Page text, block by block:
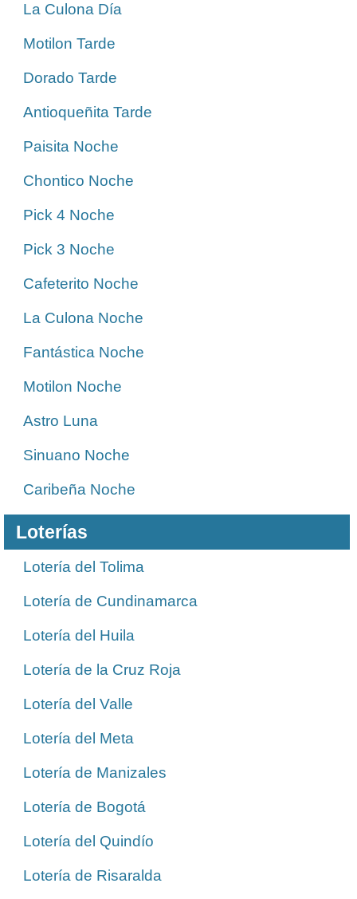
La Culona Día
Motilon Tarde
Dorado Tarde
Antioqueñita Tarde
Paisita Noche
Chontico Noche
Pick 4 Noche
Pick 3 Noche
Cafeterito Noche
La Culona Noche
Fantástica Noche
Motilon Noche
Astro Luna
Sinuano Noche
Caribeña Noche
Loterías
Lotería del Tolima
Lotería de Cundinamarca
Lotería del Huila
Lotería de la Cruz Roja
Lotería del Valle
Lotería del Meta
Lotería de Manizales
Lotería de Bogotá
Lotería del Quindío
Lotería de Risaralda